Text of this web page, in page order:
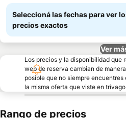
Seleccioná las fechas para ver
precios exactos
Ver
Los precios y la disponibilidad que
web de reserva cambian de
posible que no siempre
la misma oferta que viste en
Rango de precios